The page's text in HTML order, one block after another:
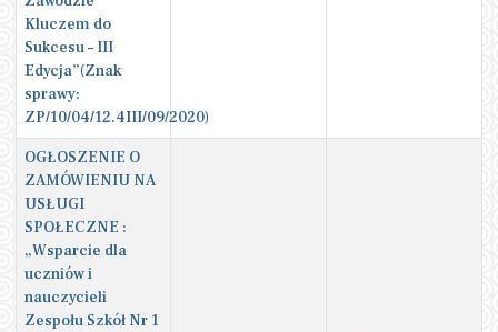
Kluczem do
Sukcesu – III
Edycja”(Znak
sprawy:
ZP/10/04/12.4III/09/2020)
OGŁOSZENIE O
ZAMÓWIENIU NA
USŁUGI
SPOŁECZNE :
„Wsparcie dla
uczniów i
nauczycieli
Zespołu Szkół Nr 1